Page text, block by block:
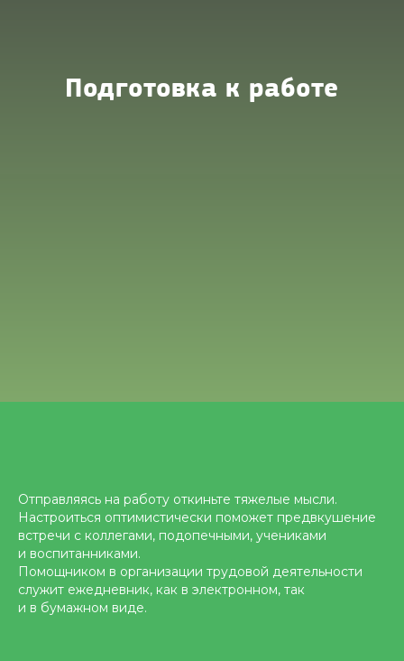
Подготовка к работе
Отправляясь на работу откиньте тяжелые мысли.
Настроиться оптимистически поможет предвкушение
встречи с коллегами, подопечными, учениками
и воспитанниками.
Помощником в организации трудовой деятельности
служит ежедневник, как в электронном, так
и в бумажном виде.